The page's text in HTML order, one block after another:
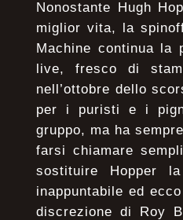
Nonostante Hugh
miglior vita, la
Machine continua la
live, fresco di
nell’ottobre dello
per i puristi e i
gruppo, ma ha
farsi chiamare
sostituire Hopper
inappuntabile ed
discrezione di Roy